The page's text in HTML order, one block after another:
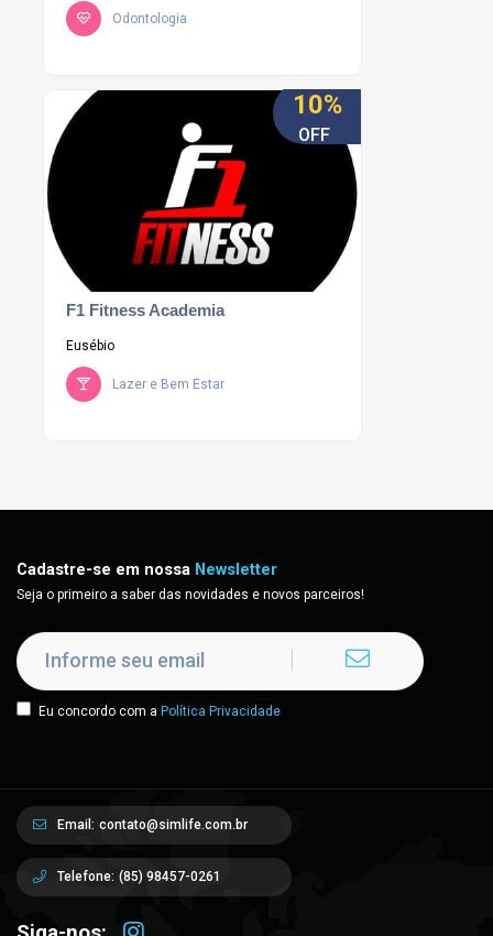
Odontologia
OFF
10%
F1 Fitness Academia
Eusébio
Lazer e Bem Estar
Cadastre-se em nossa Newsletter
Seja o primeiro a saber das novidades e novos parceiros!
Eu concordo com a Política Privacidade
Email: contato@simlife.com.br
Telefone: (85) 98457-0261